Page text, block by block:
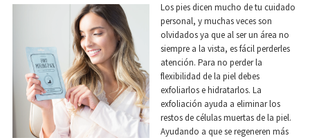
Los pies dicen mucho de tu cuidado
personal, y muchas veces son
olvidados ya que al ser un área no
siempre a la vista, es fácil perderles
atención. Para no perder la
flexibilidad de la piel debes
exfoliarlos e hidratarlos. La
exfoliación ayuda a eliminar los
restos de células muertas de la piel.
Ayudando a que se regeneren más